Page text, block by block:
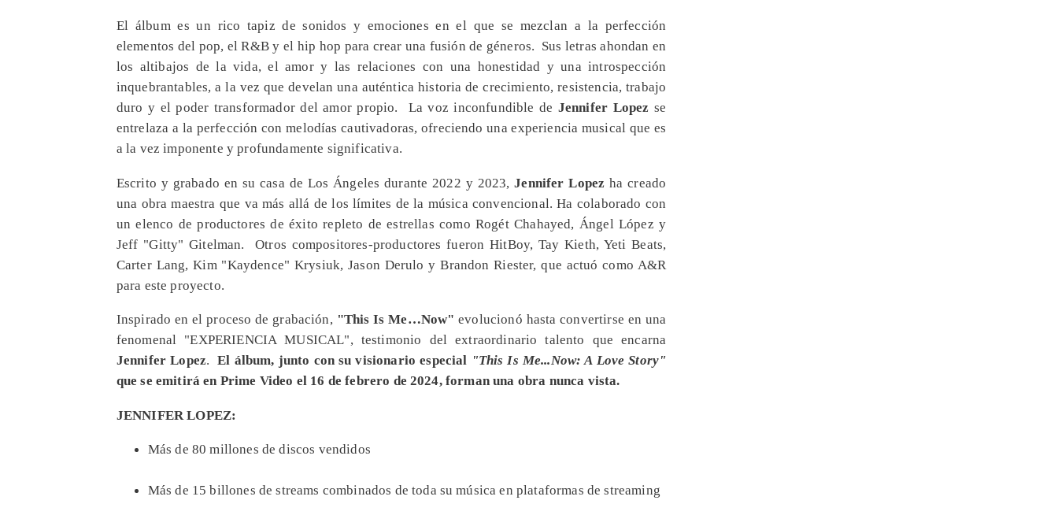
El álbum es un rico tapiz de sonidos y emociones en el que se mezclan a la perfección
elementos del pop, el R&B y el hip hop para crear una fusión de géneros. Sus letras ahondan en
los altibajos de la vida, el amor y las relaciones con una honestidad y una introspección
inquebrantables, a la vez que develan una auténtica historia de crecimiento, resistencia, trabajo
duro y el poder transformador del amor propio. La voz inconfundible de Jennifer Lopez se
entrelaza a la perfección con melodías cautivadoras, ofreciendo una experiencia musical que es
a la vez imponente y profundamente significativa.
Escrito y grabado en su casa de Los Ángeles durante 2022 y 2023,Jennifer Lopez ha creado
una obra maestra que va más allá de los límites de la música convencional. Ha colaborado con
un elenco de productores de éxito repleto de estrellas como Rogét Chahayed, Ángel López y
Jeff "Gitty" Gitelman. Otros compositores-productores fueron HitBoy, Tay Kieth, Yeti Beats,
Carter Lang, Kim "Kaydence" Krysiuk, Jason Derulo y Brandon Riester, que actuó como A&R
para este proyecto.
Inspirado en el proceso de grabación, "This Is Me…Now" evolucionó hasta convertirse en una
fenomenal "EXPERIENCIA MUSICAL", testimonio del extraordinario talento que encarna
Jennifer Lopez.El álbum, junto con su visionario especial "This Is Me...Now: A Love Story"
que se emitirá en Prime Video el 16 de febrero de 2024, forman una obra nunca vista.
JENNIFER LOPEZ:
Más de 80 millones de discos vendidos
Más de 15 billones de streams combinados de toda su música en plataformas de streaming